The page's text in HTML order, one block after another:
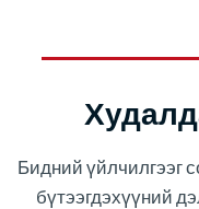
Бидний үйлчилгээг
бүтээгдэхүүний